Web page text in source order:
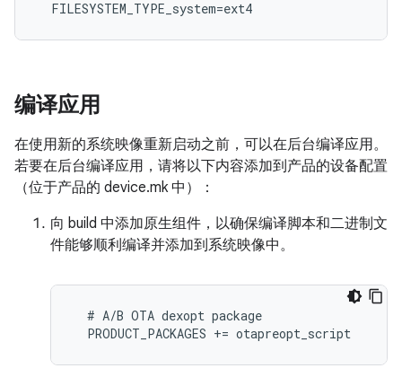
编译应用
在使用新的系统映像重新启动之前，可以在后台编译应用。
若要在后台编译应用，请将以下内容添加到产品的设备配置
（位于产品的 device.mk 中）：
向 build 中添加原生组件，以确保编译脚本和二进制文
件能够顺利编译并添加到系统映像中。
  # A/B OTA dexopt package